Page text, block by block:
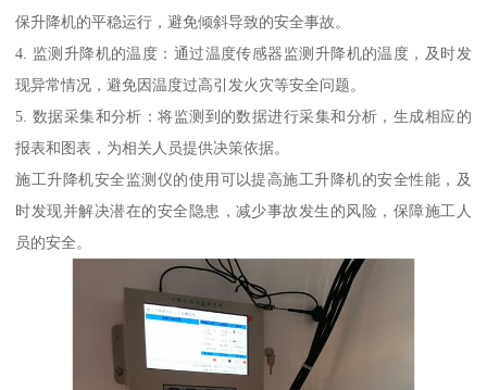
保升降机的平稳运行，避免倾斜导致的安全事故。
4. 监测升降机的温度：通过温度传感器监测升降机的温度，及时发
现异常情况，避免因温度过高引发火灾等安全问题。
5. 数据采集和分析：将监测到的数据进行采集和分析，生成相应的
报表和图表，为相关人员提供决策依据。
施工升降机安全监测仪的使用可以提高施工升降机的安全性能，及
时发现并解决潜在的安全隐患，减少事故发生的风险，保障施工人
员的安全。